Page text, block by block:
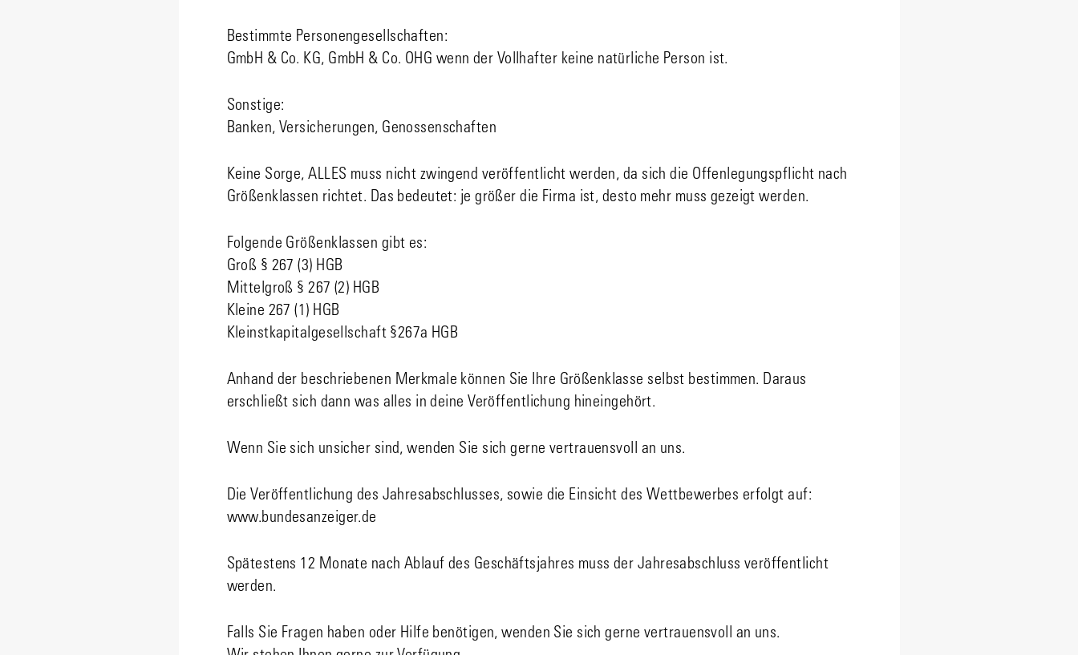
Bestimmte Personengesellschaften:
GmbH & Co. KG, GmbH & Co. OHG wenn der Vollhafter keine natürliche Person ist.
Sonstige:
Banken, Versicherungen, Genossenschaften
Keine Sorge, ALLES muss nicht zwingend veröffentlicht werden, da sich die Offenlegungspflicht nach
Größenklassen richtet. Das bedeutet: je größer die Firma ist, desto mehr muss gezeigt werden.
Folgende Größenklassen gibt es:
Groß § 267 (3) HGB
Mittelgroß § 267 (2) HGB
Kleine 267 (1) HGB
Kleinstkapitalgesellschaft §267a HGB
Anhand der beschriebenen Merkmale können Sie Ihre Größenklasse selbst bestimmen. Daraus
erschließt sich dann was alles in deine Veröffentlichung hineingehört.
Wenn Sie sich unsicher sind, wenden Sie sich gerne vertrauensvoll an uns.
Die Veröffentlichung des Jahresabschlusses, sowie die Einsicht des Wettbewerbes erfolgt auf:
www.bundesanzeiger.de
Spätestens 12 Monate nach Ablauf des Geschäftsjahres muss der Jahresabschluss veröffentlicht
werden.
Falls Sie Fragen haben oder Hilfe benötigen, wenden Sie sich gerne vertrauensvoll an uns.